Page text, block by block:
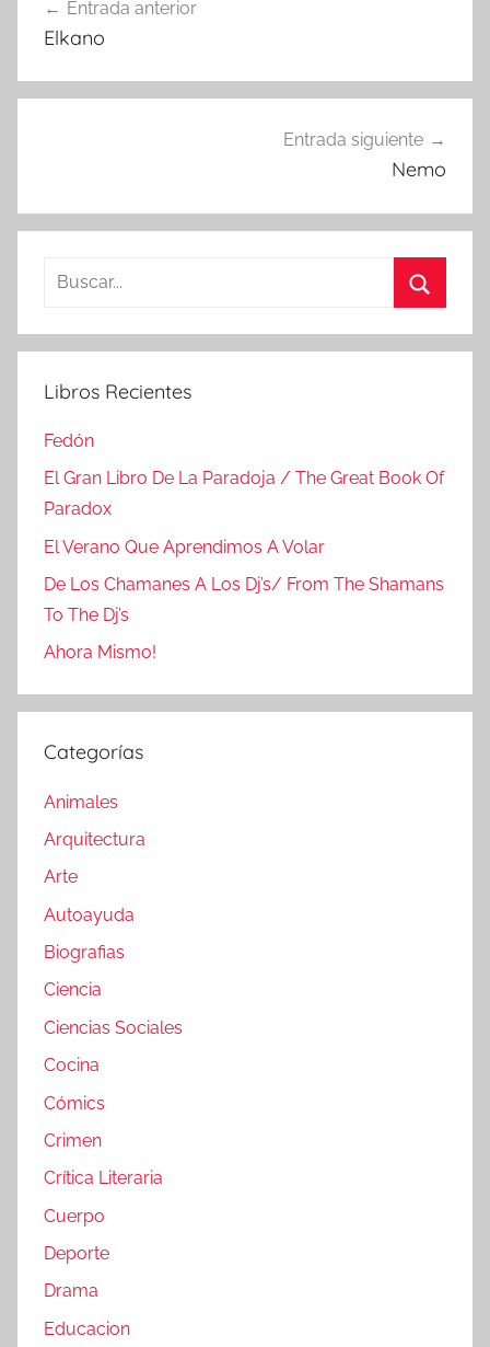
de
Entrada anterior
Elkano
Entrada siguiente
Nemo
Buscar:
Libros Recientes
Fedón
El Gran Libro De La Paradoja / The Great Book Of
Paradox
El Verano Que Aprendimos A Volar
De Los Chamanes A Los Dj’s/ From The Shamans
To The Dj’s
Ahora Mismo!
Categorías
Animales
Arquitectura
Arte
Autoayuda
Biografias
Ciencia
Ciencias Sociales
Cocina
Cómics
Crimen
Crítica Literaria
Cuerpo
Deporte
Drama
Educacion